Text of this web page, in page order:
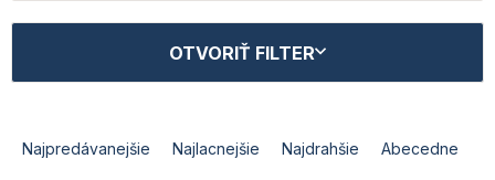
Najpredávanejšie Najlacnejšie Najdrahšie Abecedne
OTVORIŤ FILTER
V
p
p